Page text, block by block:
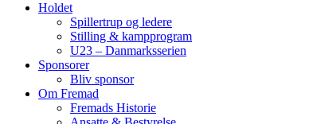
Holdet
Spillertrup og ledere
Stilling & kampprogram
U23 – Danmarksserien
Sponsorer
Bliv sponsor
Om Fremad
Fremads Historie